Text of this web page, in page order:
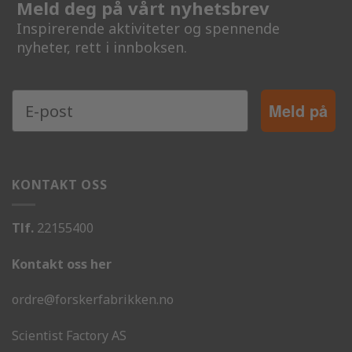
Meld deg på vårt nyhetsbrev
Inspirerende aktiviteter og spennende
nyheter, rett i innboksen.
Meld på
KONTAKT OSS
Tlf. 22155400
Kontakt oss her
ordre@forskerfabrikken.no
Scientist Factory AS